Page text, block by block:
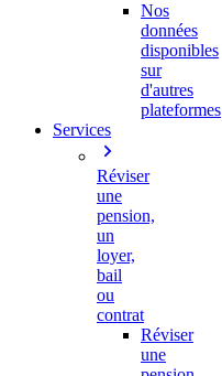
Nos
données
disponibles
sur
d'autres
plateformes
Services
Réviser
une
pension,
un
loyer,
bail
ou
contrat
Réviser
une